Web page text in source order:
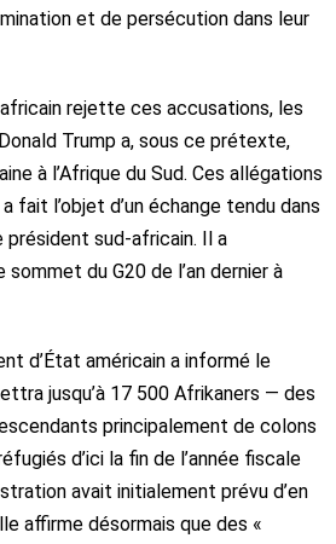
et de persécution dans leur
rejette ces accusations, les
Trump a, sous ce prétexte,
à l’Afrique du Sud. Ces allégations
fait l’objet d’un échange tendu dans
président sud-africain. Il a
du G20 de l’an dernier à
d’État américain a informé le
jusqu’à 17 500 Afrikaners — des
principalement de colons
d’ici la fin de l’année fiscale
avait initialement prévu d’en
affirme désormais que des «